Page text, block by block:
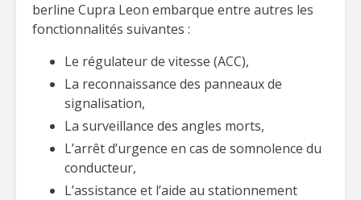
berline Cupra Leon embarque entre autres les
fonctionnalités suivantes :
Le régulateur de vitesse (ACC),
La reconnaissance des panneaux de
signalisation,
La surveillance des angles morts,
L’arrêt d’urgence en cas de somnolence du
conducteur,
L’assistance et l’aide au stationnement